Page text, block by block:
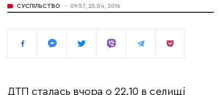
СУСПІЛЬСТВО 09:57, 25.04, 2016
ДТП сталась вчора о 22.10 в селищі